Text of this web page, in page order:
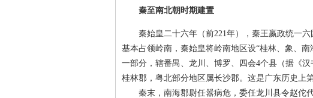
秦至南北朝时期建置
秦始皇二十六年（前221年），秦王嬴政统一六
基本占领岭南，秦始皇将岭南地区设“桂林、象、
一部分，辖番禺、龙川、博罗、四会4个县（据《
桂林郡，粤北部分地区属长沙郡。这是广东历史上
秦末，南海郡尉任嚣病危，委任龙川县令赵佗代